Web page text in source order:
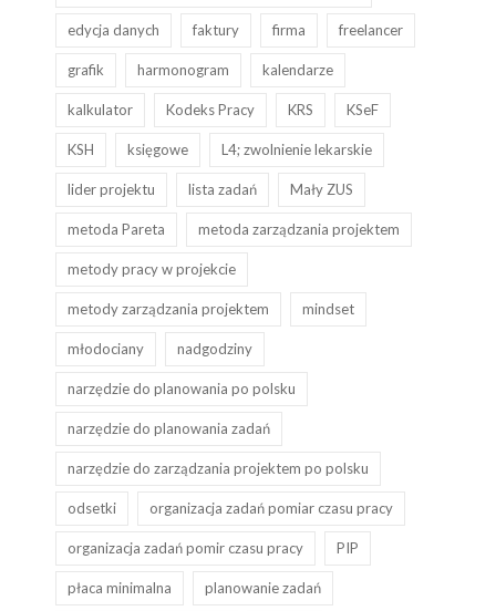
edycja danych faktury firma freelancer
grafik harmonogram kalendarze
kalkulator Kodeks Pracy KRS KSeF
KSH księgowe L4; zwolnienie lekarskie
lider projektu lista zadań Mały ZUS
metoda Pareta metoda zarządzania projektem
metody pracy w projekcie
metody zarządzania projektem mindset
młodociany nadgodziny
narzędzie do planowania po polsku
narzędzie do planowania zadań
narzędzie do zarządzania projektem po polsku
odsetki organizacja zadań pomiar czasu pracy
organizacja zadań pomir czasu pracy PIP
płaca minimalna planowanie zadań